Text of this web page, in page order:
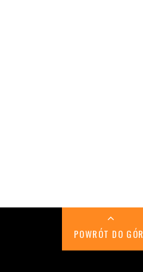
POWRÓT DO